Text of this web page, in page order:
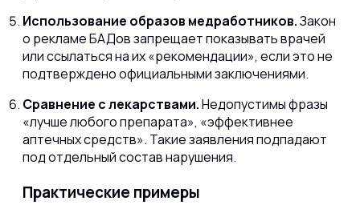
Использование образов медработников.Закон
о рекламе БАДов запрещает показывать врачей
или ссылаться на их «рекомендации», если это не
подтверждено официальными заключениями.
Сравнение с лекарствами.Недопустимы фразы
«лучше любого препарата», «эффективнее
аптечных средств». Такие заявления подпадают
под отдельный состав нарушения.
Практические примеры